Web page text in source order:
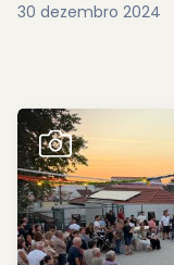
30 dezembro 2024